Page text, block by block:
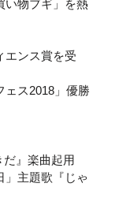
い物ブギ」を熱
エンス賞を受
ス2018」優勝
』楽曲起用
」主題歌『じゃ